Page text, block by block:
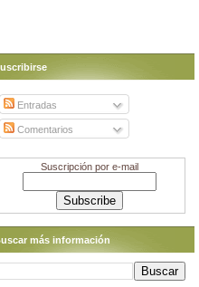
Entradas
Comentarios
Suscripción por e-mail
más información